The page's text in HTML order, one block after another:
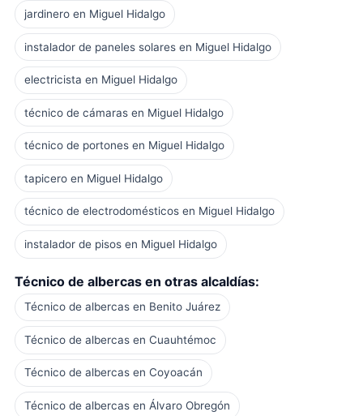
jardinero en Miguel Hidalgo
instalador de paneles solares en Miguel Hidalgo
electricista en Miguel Hidalgo
técnico de cámaras en Miguel Hidalgo
técnico de portones en Miguel Hidalgo
tapicero en Miguel Hidalgo
técnico de electrodomésticos en Miguel Hidalgo
instalador de pisos en Miguel Hidalgo
Técnico de albercas en otras alcaldías:
Técnico de albercas en Benito Juárez
Técnico de albercas en Cuauhtémoc
Técnico de albercas en Coyoacán
Técnico de albercas en Álvaro Obregón